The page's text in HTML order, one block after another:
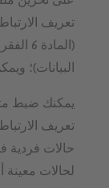
تعريف
البيانات)؛
يمكنك ضبط
تعريف
حالات فردية
لحالات